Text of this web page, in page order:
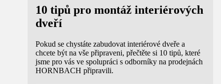
10 tipů pro montáž interiérových
dveří
Pokud se chystáte zabudovat interiérové dveře a
chcete být na vše připraveni, přečtěte si 10 tipů, které
jsme pro vás ve spolupráci s odborníky na prodejnách
HORNBACH připravili.